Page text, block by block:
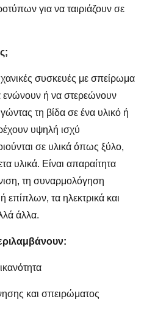
για να ταιριάζουν σε
συσκευές με σπείρωμα
ενώνουν ή να στερεώνουν
τη βίδα σε ένα υλικό ή
υψηλή ισχύ
σε υλικά όπως ξύλο,
υλικά. Είναι απαραίτητα
τη συναρμολόγηση
επίπλων, τα ηλεκτρικά και
άλλα.
και σπειρώματος